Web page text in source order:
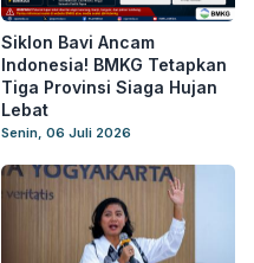
Siklon Bavi Ancam
Indonesia! BMKG Tetapkan
Tiga Provinsi Siaga Hujan
Lebat
Senin, 06 Juli 2026